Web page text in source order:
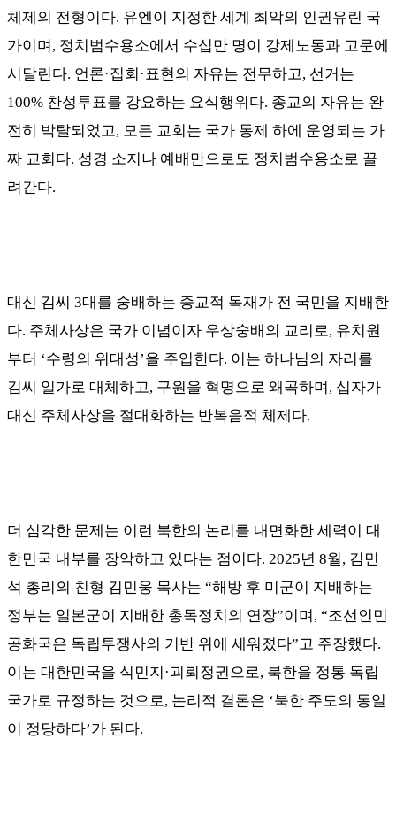
체제의 전형이다. 유엔이 지정한 세계 최악의 인권유린 국
가이며 , 정치범수용소에서 수십만 명이 강제노동과 고문에
시달린다. 언론·집회 ·표현의 자유는 전무하고, 선거는
100% 찬성투표를 강요하는 요식행위다. 종교의 자유는 완
전히 박탈되었고, 모든 교회는 국가 통제 하에 운영되는 가
짜 교회다. 성경 소지나 예배만으로도 정치범수용소로 끌
려간다.
대신 김씨 3대를 숭배하는 종교적 독재가 전 국민을 지배한
다. 주체사상은 국가 이념이자 우상숭배의 교리로, 유치원
부터 ‘수령의 위대성’을 주입한다. 이는 하나님의 자리를
김씨 일가로 대체하고, 구원을 혁명으로 왜곡하며 , 십자가
대신 주체사상을 절대화하는 반복음적 체제다.
더 심각한 문제는 이런 북한의 논리를 내면화한 세력이 대
한민국 내부를 장악하고 있다는 점이다. 2025년 8월, 김민
석 총리의 친형 김민웅 목사는 “해방 후 미군이 지배하는
정부는 일본군이 지배한 총독정치의 연장”이며 , “조선인민
공화국은 독립투쟁사의 기반 위에 세워졌다”고 주장했다.
이는 대한민국을 식민지 ·괴뢰정권으로, 북한을 정통 독립
국가로 규정하는 것으로, 논리적 결론은 ‘북한 주도의 통일
이 정당하다’가 된다.